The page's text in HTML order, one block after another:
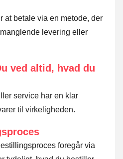
at betale via en metode, der
levering eller
ved altid, hvad du
service har en klar
til virkeligheden.
foregår via